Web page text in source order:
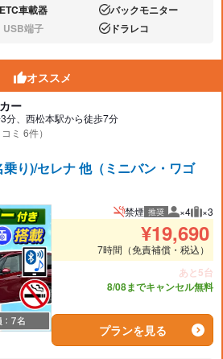
: 車載器 あり:バックモニター
:
USB端子 あり:ドラレコ
オススメ
ー
分、西松本駅から徒歩7分
コミ 6件）
り)/セレナ 他（ミニバン・ワゴ
禁煙 推奨 推奨人数
×4 推奨
×3
¥19,690
7時間（免責補償・税込）
あと5台
8/08までキャンセル無料
プランを見る